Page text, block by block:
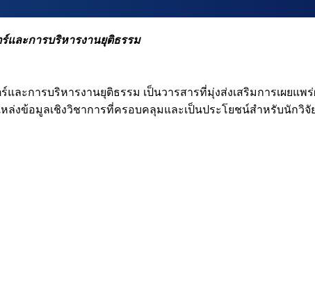
และการบริหารงานยุติธรรม
และการบริหารงานยุติธรรม เป็นวารสารที่มุ่งส่งเสริมการเผ
ล่งข้อมูลเชิงวิชาการที่ครอบคลุมและเป็นประโยชน์สำหรับนัก